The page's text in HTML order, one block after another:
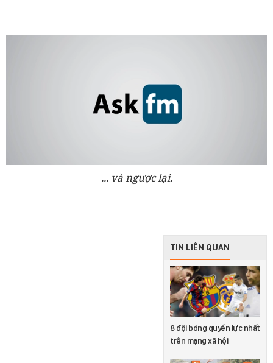
... và ngược lại.
TIN LIÊN QUAN
8 đội bóng quyền lực nhất
trên mạng xã hội